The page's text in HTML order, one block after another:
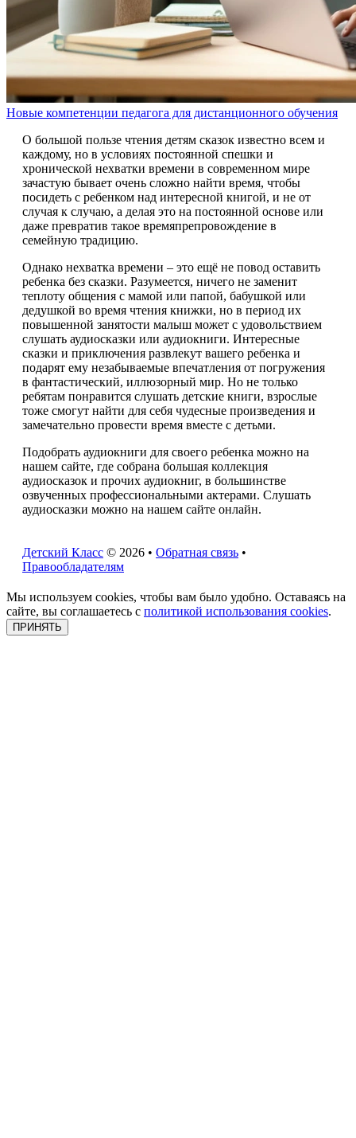
Новые компетенции педагога для дистанционного обучения
О большой пользе чтения детям сказок известно всем и
каждому, но в условиях постоянной спешки и
хронической нехватки времени в современном мире
зачастую бывает очень сложно найти время, чтобы
посидеть с ребенком над интересной книгой, и не от
случая к случаю, а делая это на постоянной основе или
даже превратив такое времяпрепровождение в
семейную традицию.
Однако нехватка времени – это ещё не повод оставить
ребенка без сказки. Разумеется, ничего не заменит
теплоту общения с мамой или папой, бабушкой или
дедушкой во время чтения книжки, но в период их
повышенной занятости малыш может с удовольствием
слушать аудиосказки или аудиокниги. Интересные
сказки и приключения развлекут вашего ребенка и
подарят ему незабываемые впечатления от погружения
в фантастический, иллюзорный мир. Но не только
ребятам понравится слушать детские книги, взрослые
тоже смогут найти для себя чудесные произведения и
замечательно провести время вместе с детьми.
Подобрать аудиокниги для своего ребенка можно на
нашем сайте, где собрана большая коллекция
аудиосказок и прочих аудиокниг, в большинстве
озвученных профессиональными актерами. Слушать
аудиосказки можно на нашем сайте онлайн.
Детский Класс © 2026 • Обратная связь •
Правообладателям
Мы используем cookies, чтобы вам было удобно. Оставаясь на
сайте, вы соглашаетесь с политикой использования cookies.
ПРИНЯТЬ